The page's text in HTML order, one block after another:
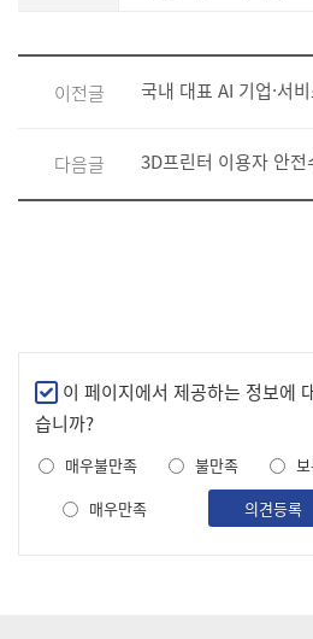
이전글 국내 대표 AI 기업·서
다음글 3D프린터 이용자 안
만
족
도
조
이 페이지에서 제공하는 정보에
습니까?
매우불만족 불만족
매우만족
의견등록